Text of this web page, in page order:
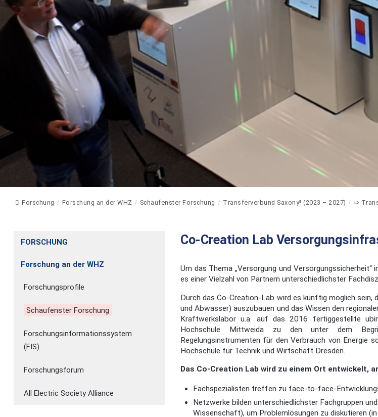
Forschung Forschung an der WHZ Schaufenster Forschung Transferverbund Saxony⁵ (2023 – 2027) ⇨
FORSCHUNG
Forschung an der WHZ
Forschungsprofile
Schaufenster Forschung
Forschungsinformationssystem
(FIS)
Forschungsforum
All Electric Society Alliance
Co-Creation Lab
Um das Thema „Versorgung und
es einer Vielzahl von Partnern unterschiedlichster
Durch das Co-Creation-Lab wird es künftig möglich
und Abwasser) auszubauen und das Wissen den
Kraftwerkslabor u.a. auf das 2016 fertiggestellte
Hochschule Mittweida zu den unter dem
Regelungsinstrumenten für den Verbrauch von Energie
Hochschule für Technik und Wirtschaft Dresden.
Das Co-Creation Lab wird zu einem Ort entwickelt,
Fachspezialisten treffen zu face-to-face-
Netzwerke bilden unterschiedlichster Fachgruppen
Wissenschaft), um Problemlösungen zu diskutieren